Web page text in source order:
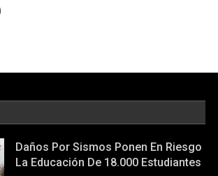
Daños Por Sismos Ponen En Riesgo
La Educación De 18.000 Estudiantes